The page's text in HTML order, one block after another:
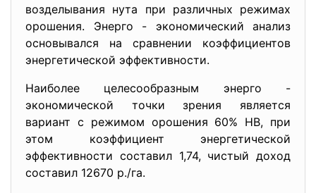
возделывания нута при различных режимах
орошения. Энерго - экономический анализ
основывался на сравнении коэффициентов
энергетической эффективности.
Наиболее целесообразным энерго -
экономической точки зрения является
вариант с режимом орошения 60% НВ, при
этом коэффициент энергетической
эффективности составил 1,74, чистый доход
составил 12670 р./га.